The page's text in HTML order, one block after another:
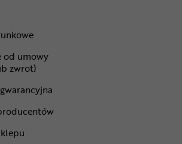
od umowy
zwrot)